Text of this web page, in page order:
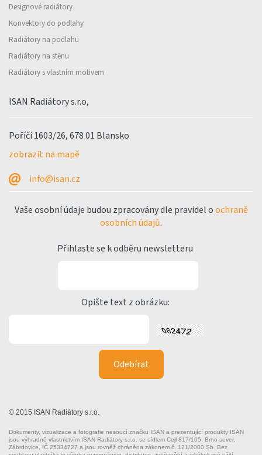
Designové radiátory
Konvektory do podlahy
Radiátory na podlahu
Radiátory na stěnu
Radiátory s vlastním motivem
ISAN Radiátory s.r.o,
Poříčí 1603/26, 678 01 Blansko
zobrazit na mapě
info@isan.cz
Vaše osobní údaje budou zpracovány dle pravidel oochraně
osobních údajů.
Přihlaste se k odběru newsletteru
Opište text z obrázku:
© 2015 ISAN Radiátory s.r.o.
Dokumenty, vizualizace a fotografie nesoucí značku ISAN a prezentující produkty ISAN
jsou výhradně vlastnictvím ISAN Radiátory s.r.o. se sídlem Cejl 817/105, Brno-sever,
Zábrdovice, IČ 25334727 a jsou rovněž chráněna zákonem č. 121/2000 Sb. Bez